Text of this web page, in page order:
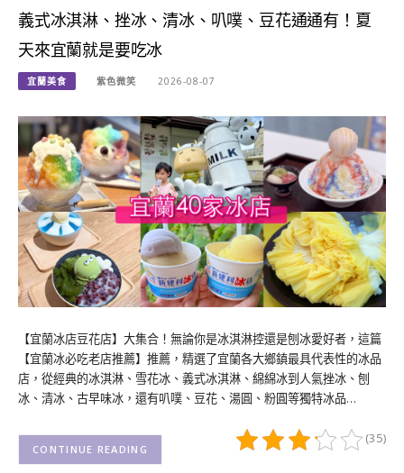
義式冰淇淋、挫冰、清冰、叭噗、豆花通通有！夏
天來宜蘭就是要吃冰
宜蘭美食 紫色微笑 2026-08-07
【宜蘭冰店豆花店】大集合！無論你是冰淇淋控還是刨冰愛好者，這篇
【宜蘭冰必吃老店推薦】推薦，精選了宜蘭各大鄉鎮最具代表性的冰品
店，從經典的冰淇淋、雪花冰、義式冰淇淋、綿綿冰到人氣挫冰、刨
冰、清冰、古早味冰，還有叭噗、豆花、湯圓、粉圓等獨特冰品…
(35)
CONTINUE READING